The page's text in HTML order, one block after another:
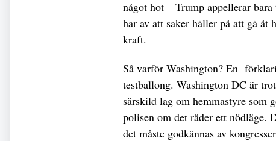
något hot – Trump appellerar
har av att saker håller på att gå åt
kraft.
Så varför Washington? En
testballong. Washington DC är
särskild lag om hemmastyre som
polisen om det råder ett nödläge.
det måste godkännas av